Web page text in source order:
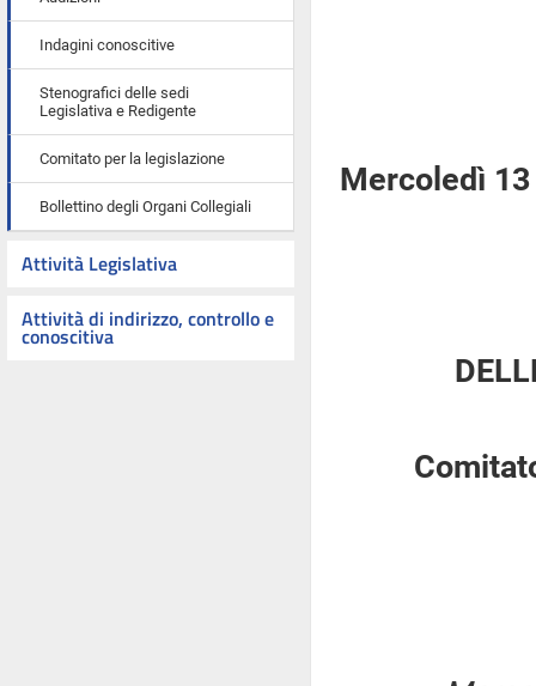
Indagini conoscitive
Stenografici delle sedi
Legislativa e Redigente
Comitato per la legislazione
Bollettino degli Organi Collegiali
Attività Legislativa
Attività di indirizzo, controllo e
conoscitiva
Mercoledì